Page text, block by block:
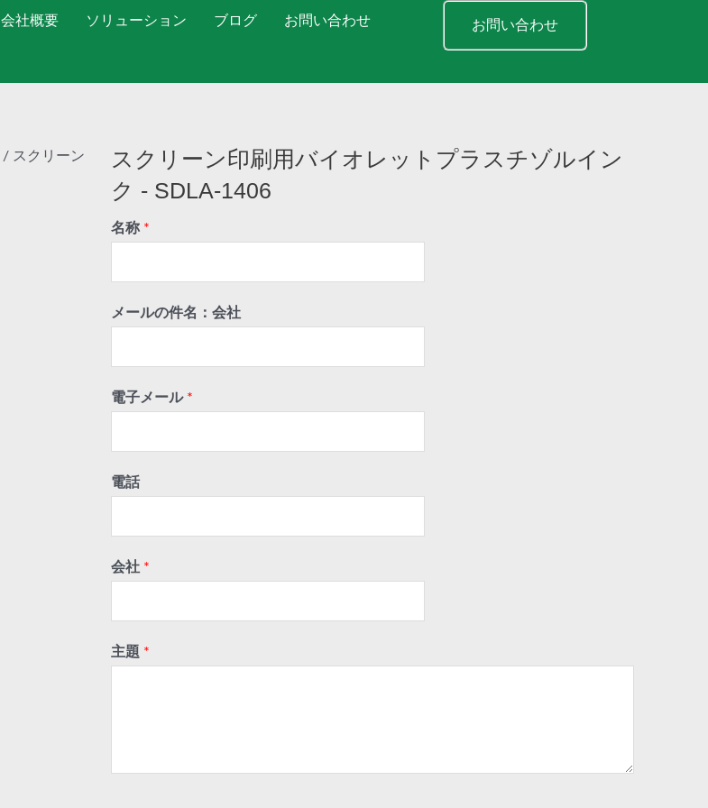
会社概要 ソリューション ブログ お問い合わせ お問い合わせ
/ スクリーン
スクリーン印刷用バイオレットプラスチゾルイン
ク - SDLA-1406
名称 *
メールの件名：会社
電子メール *
電話
会社 *
主題 *